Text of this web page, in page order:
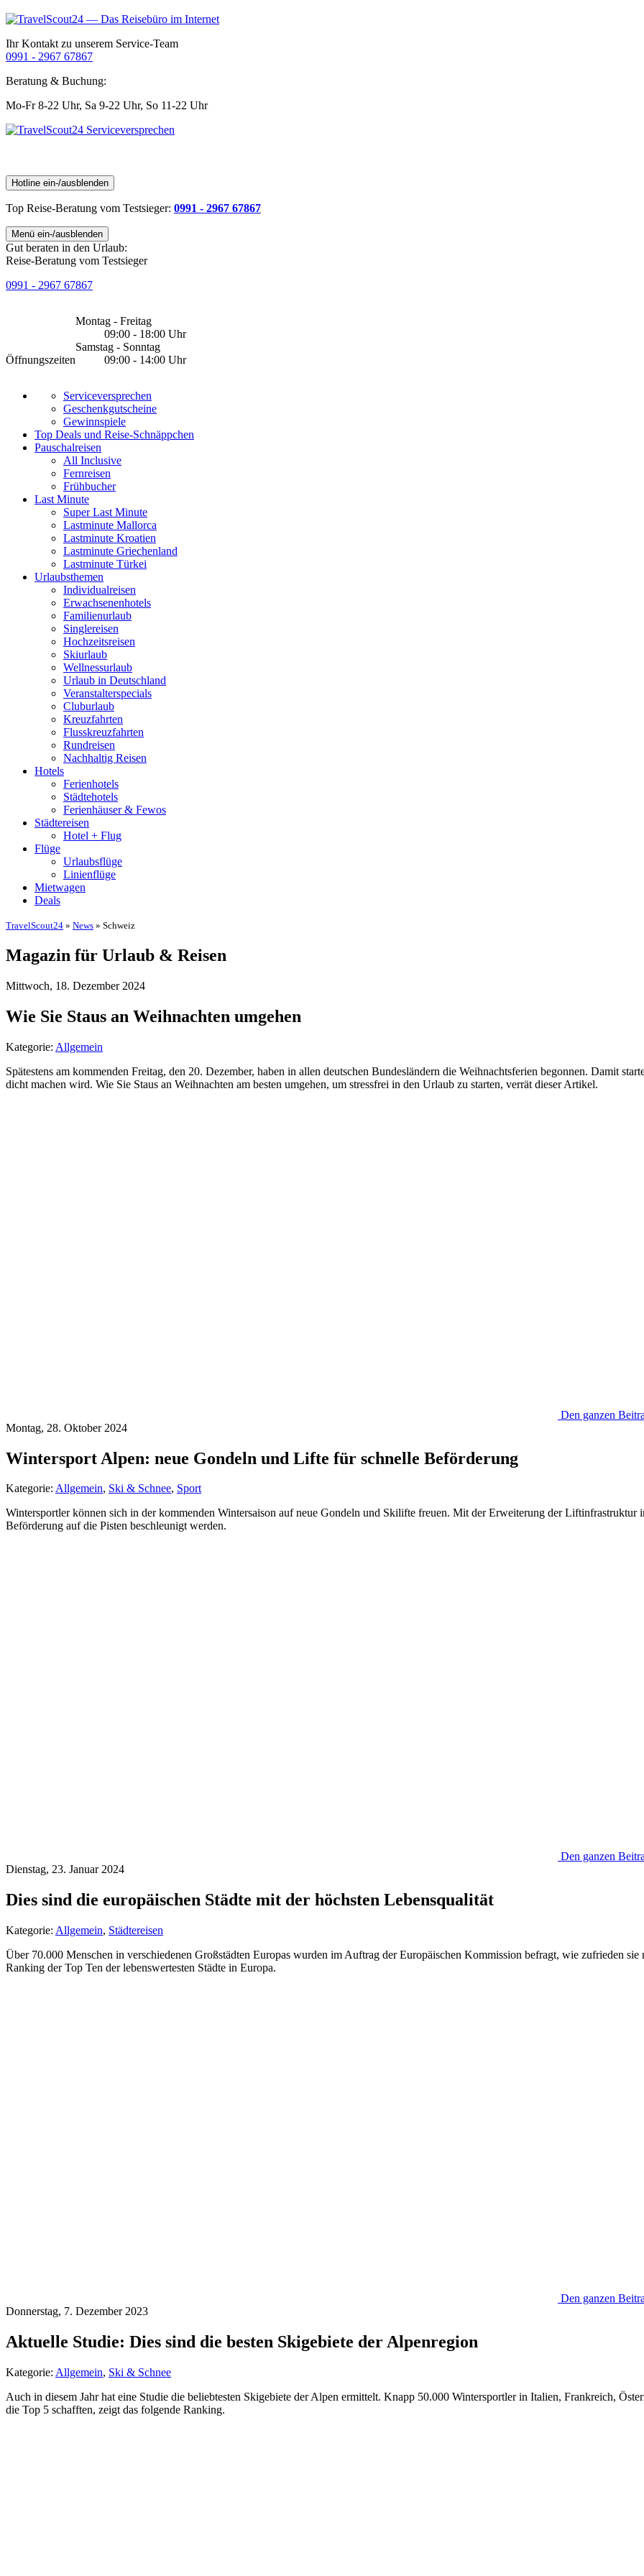
Ihr Kontakt zu unserem Service-Team
0991 - 2967 67867
Beratung & Buchung:
Mo-Fr 8-22 Uhr, Sa 9-22 Uhr, So 11-22 Uhr
Hotline ein-/ausblenden
Top Reise-Beratung vom Testsieger: 0991 - 2967 67867
Menü ein-/ausblenden
Gut beraten in den Urlaub:
Reise-Beratung vom Testsieger
0991 - 2967 67867
Öffnungszeiten
Montag - Freitag
09:00 - 18:00 Uhr
Samstag - Sonntag
09:00 - 14:00 Uhr
Serviceversprechen
Geschenkgutscheine
Gewinnspiele
Top Deals und Reise-Schnäppchen
Pauschalreisen
All Inclusive
Fernreisen
Frühbucher
Last Minute
Super Last Minute
Lastminute Mallorca
Lastminute Kroatien
Lastminute Griechenland
Lastminute Türkei
Urlaubsthemen
Individualreisen
Erwachsenenhotels
Familienurlaub
Singlereisen
Hochzeitsreisen
Skiurlaub
Wellnessurlaub
Urlaub in Deutschland
Veranstalterspecials
Cluburlaub
Kreuzfahrten
Flusskreuzfahrten
Rundreisen
Nachhaltig Reisen
Hotels
Ferienhotels
Städtehotels
Ferienhäuser & Fewos
Städtereisen
Hotel + Flug
Flüge
Urlaubsflüge
Linienflüge
Mietwagen
Deals
TravelScout24 » News » Schweiz
Magazin für Urlaub & Reisen
Mittwoch, 18. Dezember 2024
Wie Sie Staus an Weihnachten umgehen
Kategorie: Allgemein
Spätestens am kommenden Freitag, den 20. Dezember, haben in allen deutschen Bundesländern die Weihnachtsferien begonnen. Damit
dicht machen wird. Wie Sie Staus an Weihnachten am besten umgehen, um stressfrei in den Urlaub zu starten, verrät dieser Artikel.
Den ganzen
Montag, 28. Oktober 2024
Wintersport Alpen: neue Gondeln und Lifte für schnelle Beförderung
Kategorie: Allgemein, Ski & Schnee, Sport
Wintersportler können sich in der kommenden Wintersaison auf neue Gondeln und Skilifte freuen. Mit der Erweiterung der Liftinfrastruktur
Beförderung auf die Pisten beschleunigt werden.
Den ganzen
Dienstag, 23. Januar 2024
Dies sind die europäischen Städte mit der höchsten Lebensqualität
Kategorie: Allgemein, Städtereisen
Über 70.000 Menschen in verschiedenen Großstädten Europas wurden im Auftrag der Europäischen Kommission befragt, wie zufrieden
Ranking der Top Ten der lebenswertesten Städte in Europa.
Den ganzen
Donnerstag, 7. Dezember 2023
Aktuelle Studie: Dies sind die besten Skigebiete der Alpenregion
Kategorie: Allgemein, Ski & Schnee
Auch in diesem Jahr hat eine Studie die beliebtesten Skigebiete der Alpen ermittelt. Knapp 50.000 Wintersportler in Italien, Frankreich,
die Top 5 schafften, zeigt das folgende Ranking.